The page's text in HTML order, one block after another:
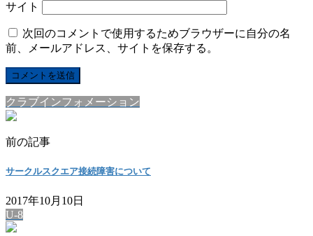
サイト
次回のコメントで使用するためブラウザーに自分の名
前、メールアドレス、サイトを保存する。
クラブインフォメーション
前の記事
サークルスクエア接続障害について
2017年10月10日
U-8